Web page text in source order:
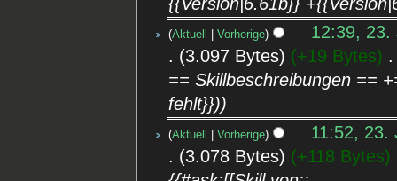
Aktuell Vorherige
12:39, 23.
3.097 Bytes
+19 Bytes
== Skillbeschreibungen ==
fehlt}})
Aktuell Vorherige
11:52, 23.
3.078 Bytes
+118 Bytes